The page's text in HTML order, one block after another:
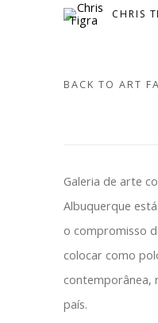
CHRIS
BACK TO ART
Galeria de arte
Albuquerque
o compromisso
colocar como
contemporânea,
país.